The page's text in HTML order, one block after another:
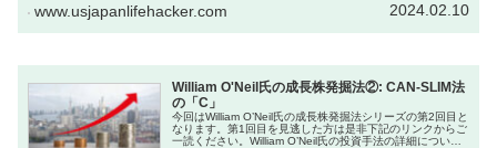
www.usjapanlifehacker.com 2024.02.10
William O'Neil氏の成長株発掘法②: CAN-SLIM法
の「C」
今回はWilliam O’Neil氏の成長株発掘法シリーズの第2回目と
なります。第1回目を見逃した方は是非下記のリンクからご
一読ください。William O’Neil氏の投資手法の詳細について